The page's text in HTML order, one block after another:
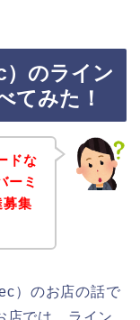
のライン
てみた！
ドな
ーミ
集
）のお店の話で
店では、ライン